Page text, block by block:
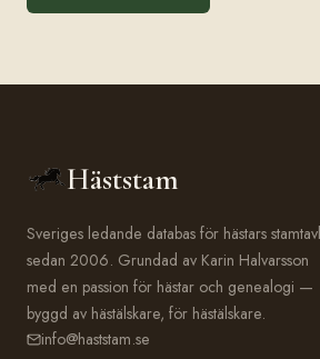
Häststam
Sveriges ledande databas för hästars
sedan 2006. Grundad av Karin Halvarsson
med en passion för hästar och genealogi —
byggd av hästälskare, för hästälskare.
info@haststam.se